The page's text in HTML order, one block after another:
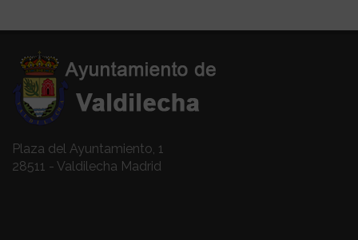
Plaza del Ayuntamiento, 1
28511 - Valdilecha Madrid